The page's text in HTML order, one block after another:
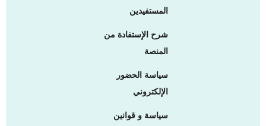
المستفيدين
شرح الإستفادة من
المنصة
سياسة الحضور
الإلكتروني
سياسة و قوانين